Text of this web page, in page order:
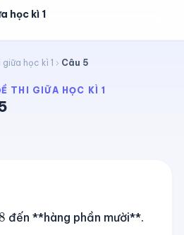
học kì 1
học kì 1 Câu 5
THI GIỮA HỌC KÌ 1
đến **hàng phần mười**.